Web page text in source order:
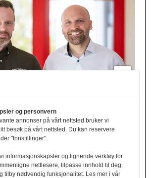
vil ta
markeds­
i Norge
og personvern
annonser på vårt nettsted bruker vi
besøk på vårt nettsted. Du kan reservere
"Innstillinger".
informasjonskapsler og lignende verktøy for
nettlesere, tilpasse innhold til deg
tilby nødvendig funksjonalitet. Les mer i vår